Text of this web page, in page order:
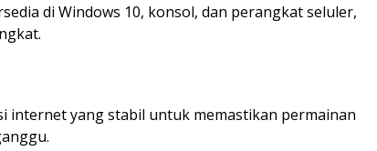
di Windows 10, konsol, dan perangkat seluler,
internet yang stabil untuk memastikan permainan